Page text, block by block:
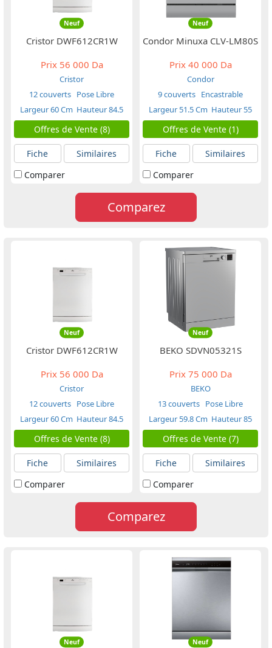
Neuf
Cristor DWF612CR1W
Prix56 000 Da
Cristor
12 couverts Pose Libre
Largeur 60 Cm Hauteur 84.5
Cm
Offres de Vente (8)
Fiche
Similaires
Comparer
Neuf
Condor Minuxa CLV-LM80S
Prix40 000 Da
Condor
9 couverts Encastrable
Largeur 51.5 Cm Hauteur 55
Cm
Offres de Vente (1)
Fiche
Similaires
Comparer
Comparez
Neuf
Cristor DWF612CR1W
Prix56 000 Da
Cristor
12 couverts Pose Libre
Largeur 60 Cm Hauteur 84.5
Cm
Offres de Vente (8)
Fiche
Similaires
Comparer
Neuf
BEKO SDVN05321S
Prix75 000 Da
BEKO
13 couverts Pose Libre
Largeur 59.8 Cm Hauteur 85
Cm
Offres de Vente (7)
Fiche
Similaires
Comparer
Comparez
Neuf Neuf